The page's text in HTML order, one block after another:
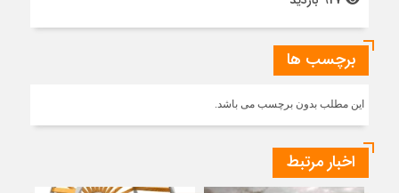
برچسب ها
این مطلب بدون برچسب می باشد.
اخبار مرتبط